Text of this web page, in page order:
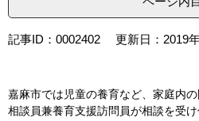
記事ID：0002402 更新日：2019
嘉麻市では児童の養育など、家庭内
相談員兼養育支援訪問員が相談を受け